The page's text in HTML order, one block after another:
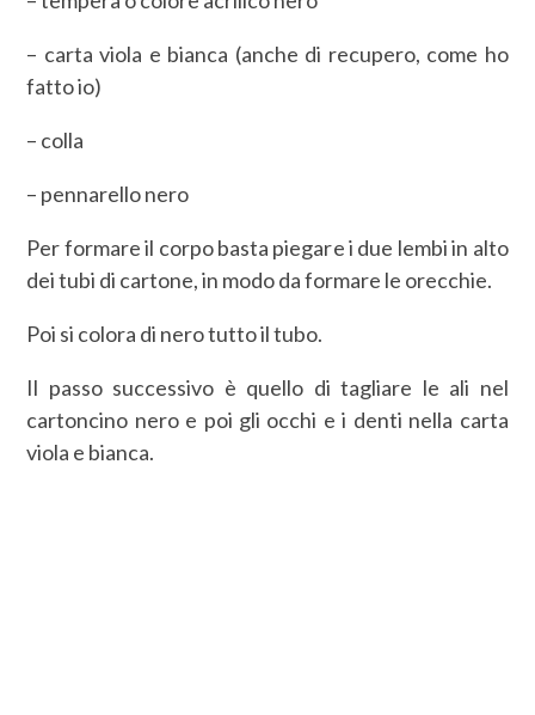
– carta viola e bianca (anche di recupero, come ho
fatto io)
– colla
– pennarello nero
Per formare il corpo basta piegare i due lembi in alto
dei tubi di cartone, in modo da formare le orecchie.
Poi si colora di nero tutto il tubo.
Il passo successivo è quello di tagliare le ali nel
cartoncino nero e poi gli occhi e i denti nella carta
viola e bianca.